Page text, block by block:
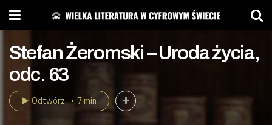
Stefan Żeromski – Uroda życia,
odc. 63
Odtwórz 7 min